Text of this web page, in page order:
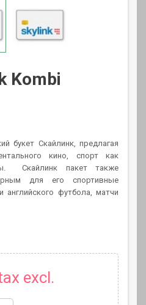
Kombi
букет Скайлинк, предлагая
кино, спорт как
Скайлинк пакет также
для его спортивные
английского футбола, матчи
excl.